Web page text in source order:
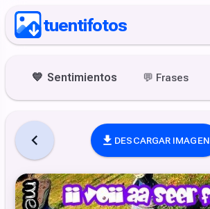
tuentifotos
💙 Sentimientos 💬 Frases
DESCARGAR IMAGEN